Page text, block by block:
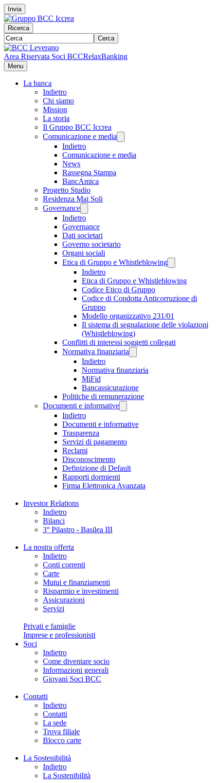
Invia
Ricerca
Cerca
Area Riservata Soci BCCRelaxBanking
Menu
La banca
Indietro
Chi siamo
Mission
La storia
Il Gruppo BCC Iccrea
Comunicazione e media
Indietro
Comunicazione e media
News
Rassegna Stampa
BancAmica
Progetto Studio
Residenza Mai Soli
Governance
Indietro
Governance
Dati societari
Governo societario
Organi sociali
Etica di Gruppo e Whistleblowing
Indietro
Etica di Gruppo e Whistleblowing
Codice Etico di Gruppo
Codice di Condotta Anticorruzione di
Gruppo
Modello organizzativo 231/01
Il sistema di segnalazione delle violazioni
(Whistleblowing)
Conflitti di interessi soggetti collegati
Normativa finanziaria
Indietro
Normativa finanziaria
MiFid
Bancassicurazione
Politiche di remunerazione
Documenti e informative
Indietro
Documenti e informative
Trasparenza
Servizi di pagamento
Reclami
Disconoscimento
Definizione di Default
Rapporti dormienti
Firma Elettronica Avanzata
Investor Relations
Indietro
Bilanci
3° Pilastro - Basilea III
La nostra offerta
Indietro
Conti correnti
Carte
Mutui e finanziamenti
Risparmio e investimenti
Assicurazioni
Servizi
Privati e famiglie
Imprese e professionisti
Soci
Indietro
Come diventare socio
Informazioni generali
Giovani Soci BCC
Contatti
Indietro
Contatti
La sede
Trova filiale
Blocco carte
La Sostenibilità
Indietro
La Sostenibilità